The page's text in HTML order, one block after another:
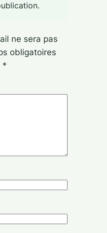
ne sera pas
obligatoires
*